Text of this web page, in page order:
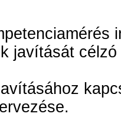
javítását